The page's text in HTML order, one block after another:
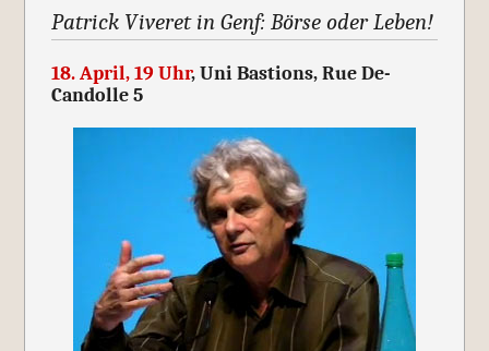
Patrick Viveret in Genf: Börse oder Leben!
18. April, 19 Uhr, Uni Bastions, Rue De-
Candolle 5